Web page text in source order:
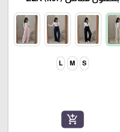
S
M
L
add_shopping_cart